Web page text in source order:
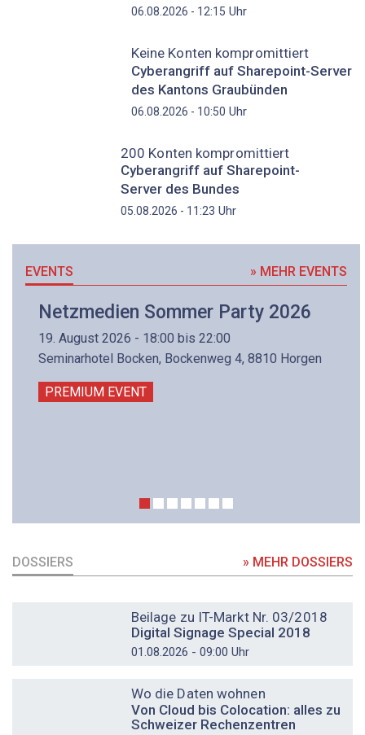
06.08.2026 - 12:15 Uhr
Keine Konten kompromittiert
Cyberangriff auf Sharepoint-Server
des Kantons Graubünden
06.08.2026 - 10:50 Uhr
200 Konten kompromittiert
Cyberangriff auf Sharepoint-
Server des Bundes
05.08.2026 - 11:23 Uhr
EVENTS » MEHR EVENTS
Netzmedien Sommer Party 2026
19. August 2026 - 18:00 bis 22:00
Seminarhotel Bocken, Bockenweg 4, 8810 Horgen
PREMIUM EVENT
DOSSIERS » MEHR DOSSIERS
Beilage zu IT-Markt Nr. 03/2018
Digital Signage Special 2018
01.08.2026 - 09:00 Uhr
Wo die Daten wohnen
Von Cloud bis Colocation: alles zu
Schweizer Rechenzentren